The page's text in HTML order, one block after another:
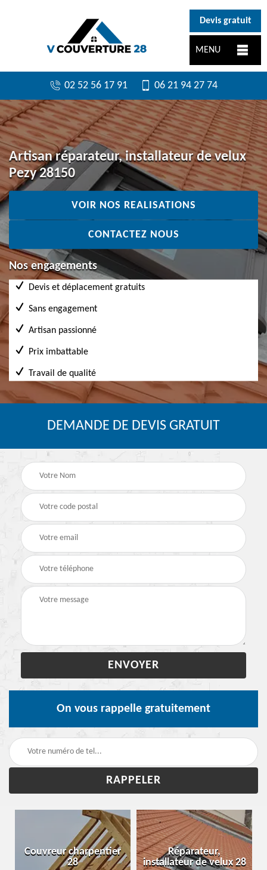
Devis gratuit
MENU
02 52 56 17 91 06 21 94 27 74
Artisan réparateur, installateur de velux
Pezy 28150
VOIR NOS REALISATIONS
CONTACTEZ NOUS
Nos engagements
Devis et déplacement gratuits
Sans engagement
Artisan passionné
Prix imbattable
Travail de qualité
DEMANDE DE DEVIS GRATUIT
On vous rappelle gratuitement
Couvreur charpentier
28
Réparateur,
installateur de velux 28